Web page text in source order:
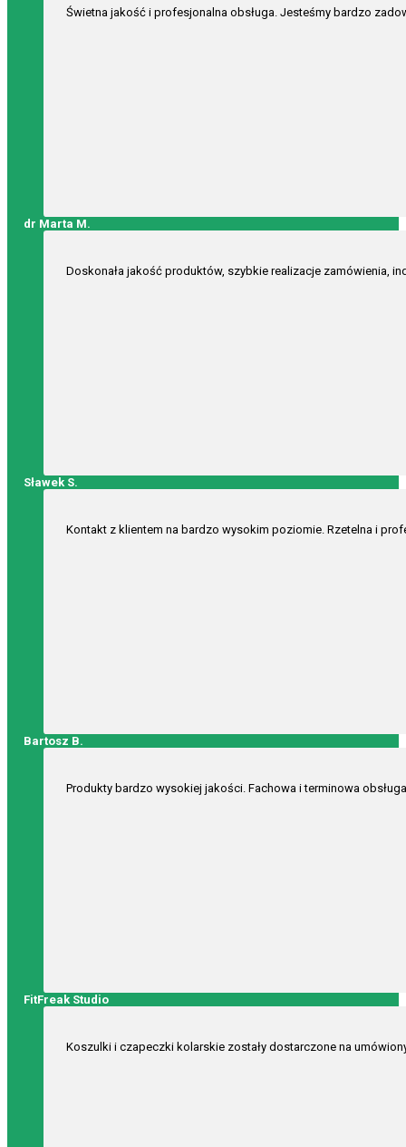
Świetna jakość i profesjonalna obsługa. Jesteśmy bardzo
dr Marta M.
Doskonała jakość produktów, szybkie realizacje zamówienia,
Sławek S.
Kontakt z klientem na bardzo wysokim poziomie. Rzetelna i
Bartosz B.
Produkty bardzo wysokiej jakości. Fachowa i terminowa
FitFreak Studio
Koszulki i czapeczki kolarskie zostały dostarczone na